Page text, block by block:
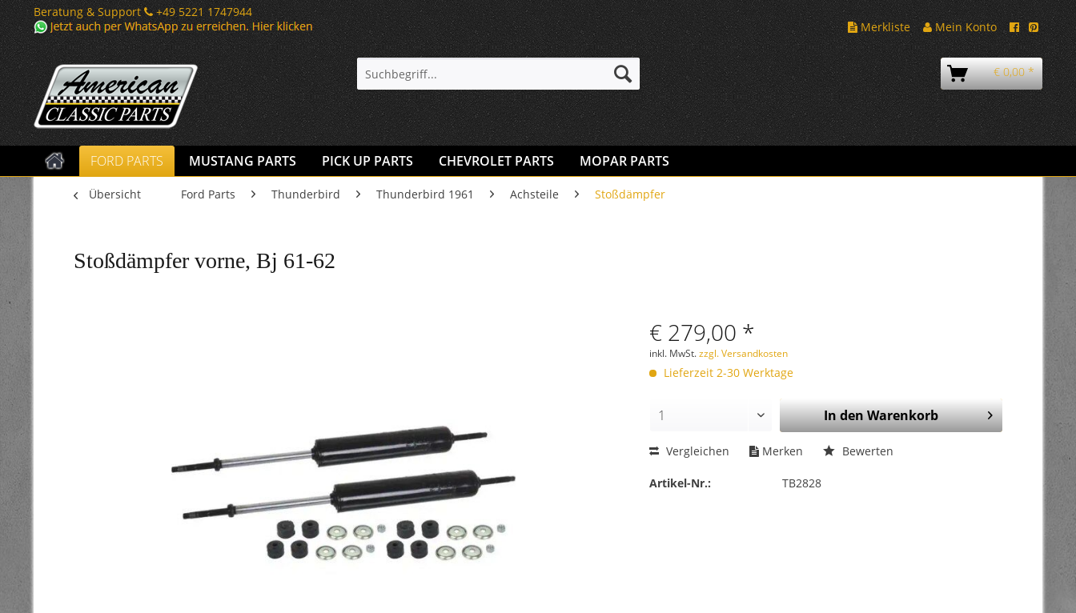
Beratung & Support
+49 5221 1747944
Merkliste
Mein Konto
€ 0,00 *
FORD PARTS MUSTANG PARTS PICK UP PARTS CHEVROLET PARTS MOPAR PARTS
Übersicht Ford Parts Thunderbird Thunderbird 1961 Achsteile Stoßdämpfer
Stoßdämpfer vorne, Bj 61-62
€ 279,00 *
inkl. MwSt.zzgl. Versandkosten
Lieferzeit 2-30 Werktage
In denWarenkorb
Vergleichen Merken Bewerten
Artikel-Nr.: TB2828